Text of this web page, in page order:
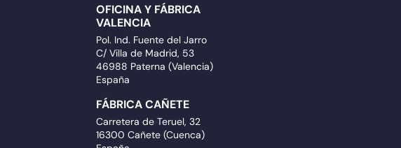
OFICINA Y FÁBRICA
VALENCIA
Pol. Ind. Fuente del Jarro
C/ Villa de Madrid, 53
46988 Paterna (Valencia)
España
FÁBRICA CAÑETE
Carretera de Teruel, 32
16300 Cañete (Cuenca)